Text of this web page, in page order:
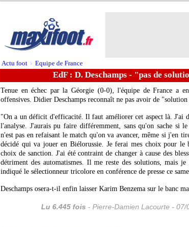
Actu foot > Equipe de France
EdF : D. Deschamps - "pas de
Tenue en échec par la Géorgie (0-0), l'équipe de France a
offensives. Didier Deschamps reconnaît ne pas avoir de
"On a un déficit d'efficacité. Il faut améliorer cet aspect là. J'ai
l'analyse. J'aurais pu faire différemment, sans qu'on sache si
n'est pas en refaisant le match qu'on va avancer, même si j'en
décidé qui va jouer en Biélorussie. Je ferai mes choix pour le
choix de sanction. J'ai été contraint de changer à cause des
détriment des automatismes. Il me reste des solutions, mais
indiqué le sélectionneur tricolore en conférence de presse ce
Deschamps osera-t-il enfin laisser Karim Benzema sur le banc
Lu 6.445 fois - Pierre-Damien Lacourte - 07/